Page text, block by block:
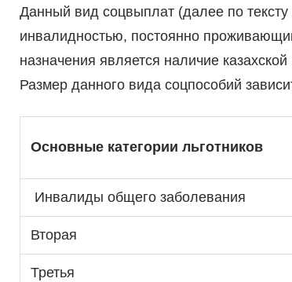
Данный вид соцвыплат (далее по
инвалидностью, постоянно
назначения является наличие
Размер данного вида соцпособий
Основные категории льготников
Инвалиды общего заболевания
Вторая
Третья